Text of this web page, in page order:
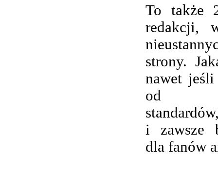
To także
redakcji,
strony.
nawet
od
i zawsze
dla fanów